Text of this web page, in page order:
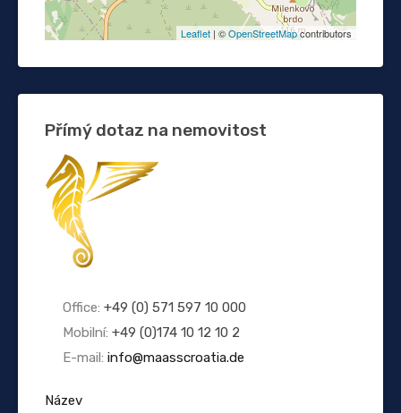
Leaflet | ©OpenStreetMapcontributors
Přímý dotaz na nemovitost
Office: +49 (0) 571 597 10 000
Mobilní: +49 (0)174 10 12 10 2
E-mail: info@maasscroatia.de
Název